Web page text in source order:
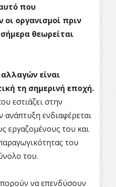
που
οργανισμοί πριν
θεωρείται
είναι
τη σημερινή εποχή.
εστιάζει στην
ανάπτυξη ενδιαφέρεται
εργαζομένους του και
του
του.
να επενδύσουν